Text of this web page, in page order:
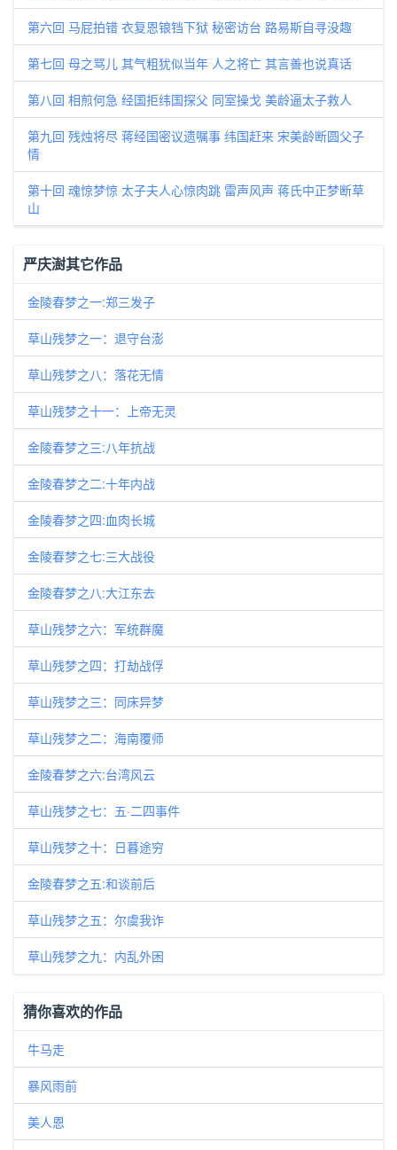
第六回 马屁拍错 衣复恩锒铛下狱 秘密访台 路易斯自寻没趣
第七回 母之骂儿 其气粗犹似当年 人之将亡 其言善也说真话
第八回 相煎何急 经国拒纬国探父 同室操戈 美龄逼太子救人
第九回 残烛将尽 蒋经国密议遗嘱事 纬国赶来 宋美龄断圆父子
情
第十回 魂惊梦惊 太子夫人心惊肉跳 雷声风声 蒋氏中正梦断草
山
严庆澍其它作品
金陵春梦之一:郑三发子
草山残梦之一：退守台澎
草山残梦之八：落花无情
草山残梦之十一：上帝无灵
金陵春梦之三:八年抗战
金陵春梦之二:十年内战
金陵春梦之四:血肉长城
金陵春梦之七:三大战役
金陵春梦之八:大江东去
草山残梦之六：军统群魔
草山残梦之四：打劫战俘
草山残梦之三：同床异梦
草山残梦之二：海南覆师
金陵春梦之六:台湾风云
草山残梦之七：五·二四事件
草山残梦之十：日暮途穷
金陵春梦之五:和谈前后
草山残梦之五：尔虞我诈
草山残梦之九：内乱外困
猜你喜欢的作品
牛马走
暴风雨前
美人恩